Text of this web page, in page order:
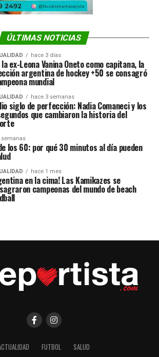
ÚLTIMAS NOTICIAS
hace 3 días
la ex-Leona Vanina Oneto como capitana, la
argentina de hockey +50 se consagró
mundial
hace 3 semanas
siglo de perfección: Nadia Comaneci y los
que cambiaron la historia del
semanas
los 60: por qué 30 minutos al día pueden
hace 1 mes
en la cima! Las Kamikazes se
campeonas del mundo de beach
FUTBOL SALUD